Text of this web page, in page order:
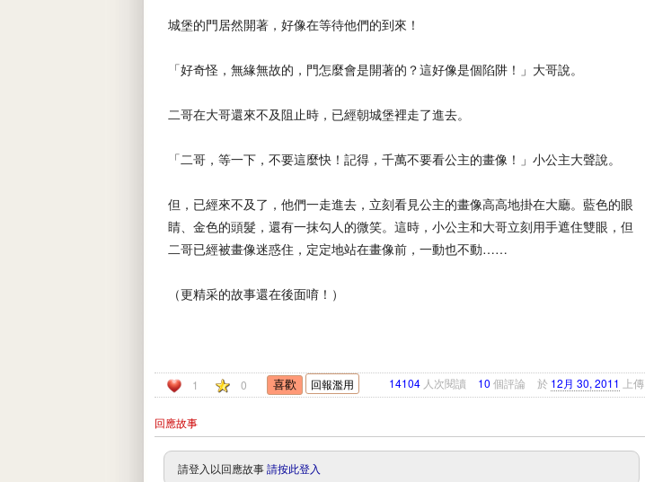
城堡的門居然開著，好像在等待他們的到來！
「好奇怪，無緣無故的，門怎麼會是開著的？這好像是個陷阱！」大哥說。
二哥在大哥還來不及阻止時，已經朝城堡裡走了進去。
「二哥，等一下，不要這麼快！記得，千萬不要看公主的畫像！」小公主大聲說。
但，已經來不及了，他們一走進去，立刻看見公主的畫像高高地掛在大廳。藍色的眼
睛、金色的頭髮，還有一抹勾人的微笑。這時，小公主和大哥立刻用手遮住雙眼，但
二哥已經被畫像迷惑住，定定地站在畫像前，一動也不動……
（更精采的故事還在後面唷！）
1 0 回報濫用 14104 人次閱讀 10 個評論 於 12月 30, 2011 上傳
回應故事
請登入以回應故事請按此登入